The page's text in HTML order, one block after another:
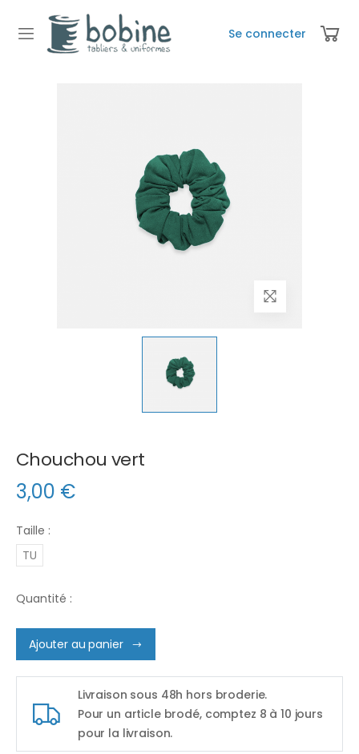
Se connecter
Chouchou vert
3,00 €
Taille :
TU
Quantité :
Ajouter au panier
Livraison sous 48h hors broderie.
Pour un article brodé, comptez 8 à 10 jours
pour la livraison.